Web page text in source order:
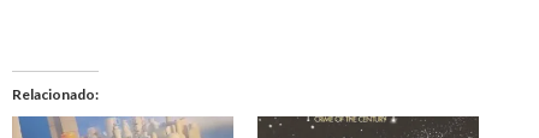
Relacionado